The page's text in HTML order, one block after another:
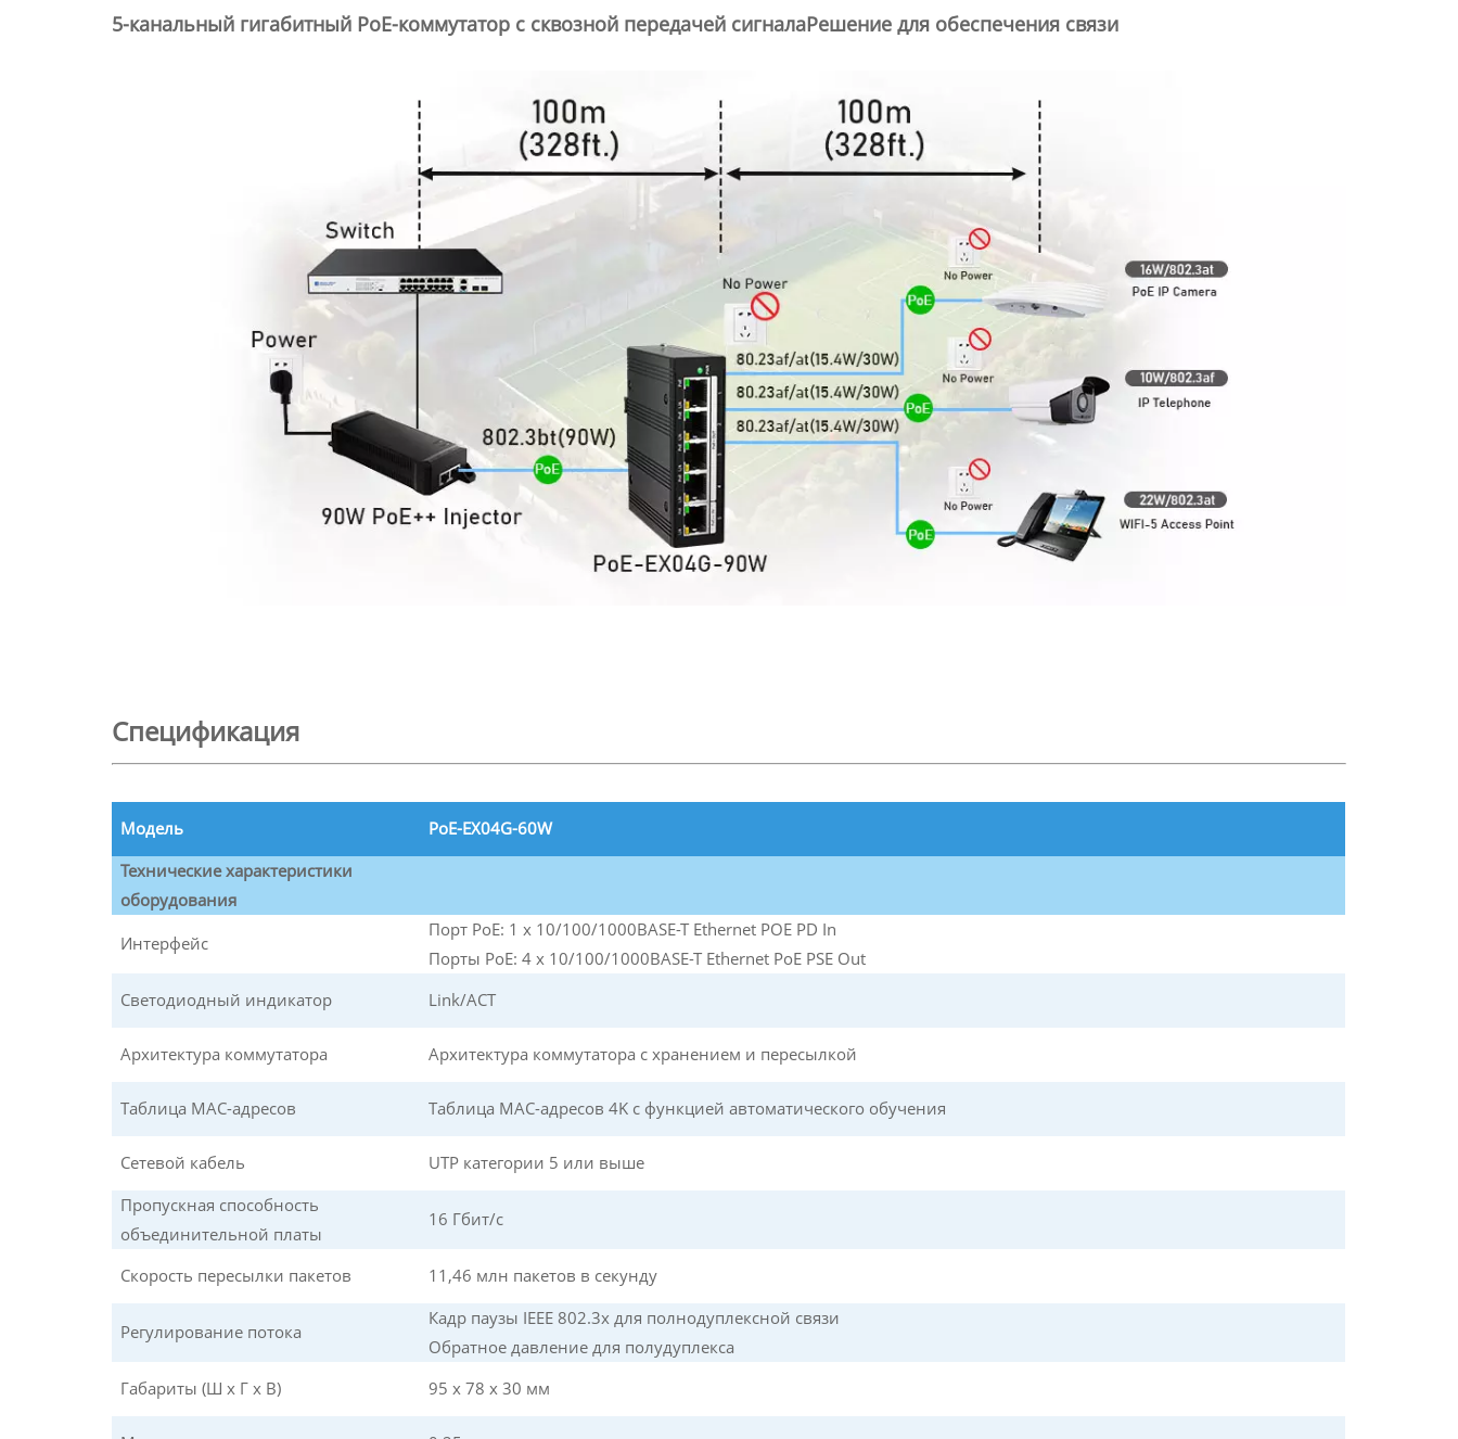
5-канальный гигабитный PoE-коммутатор с сквозной передачей сигналаРешение для обеспечения связи
Спецификация
Модель
PoE-EX04G-60W
Технические характеристики
оборудования
Интерфейс
Порт PoE: 1 x 10/100/1000BASE-T Ethernet POE PD In
Порты PoE: 4 x 10/100/1000BASE-T Ethernet PoE PSE Out
Светодиодный индикатор
Link/ACT
Архитектура коммутатора Архитектура коммутатора с хранением и пересылкой
Таблица MAC-адресов Таблица MAC-адресов 4K с функцией автоматического обучения
Сетевой кабель
UTP категории 5 или выше
Пропускная способность
объединительной платы
16 Гбит/с
Скорость пересылки пакетов 11,46 млн пакетов в секунду
Регулирование потока
Кадр паузы IEEE 802.3x для полнодуплексной связи
Обратное давление для полудуплекса
Габариты (Ш x Г x В)
95 x 78 x 30 мм